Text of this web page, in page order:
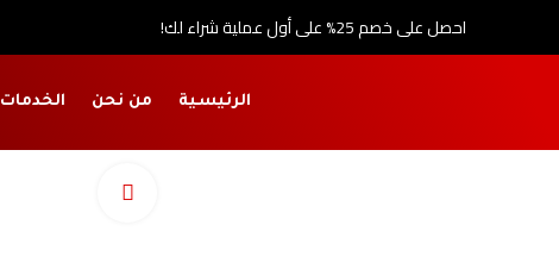
احصل على خصم 25% على أول عملية شراء لك!
الرئيسية من نحن الخدمات